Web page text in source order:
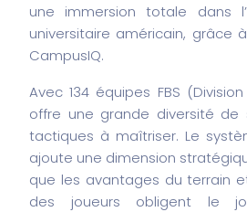
une immersion totale dans
universitaire américain, grâce
CampusIQ.
Avec 134 équipes FBS
offre une grande diversité
tactiques à maîtriser. Le
ajoute une dimension
que les avantages du terrain
des joueurs obligent le